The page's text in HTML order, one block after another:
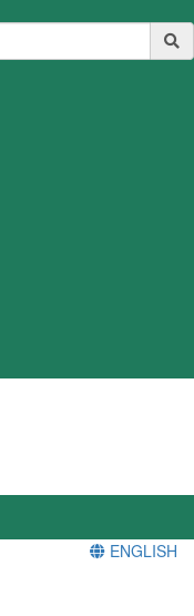
ENGLISH